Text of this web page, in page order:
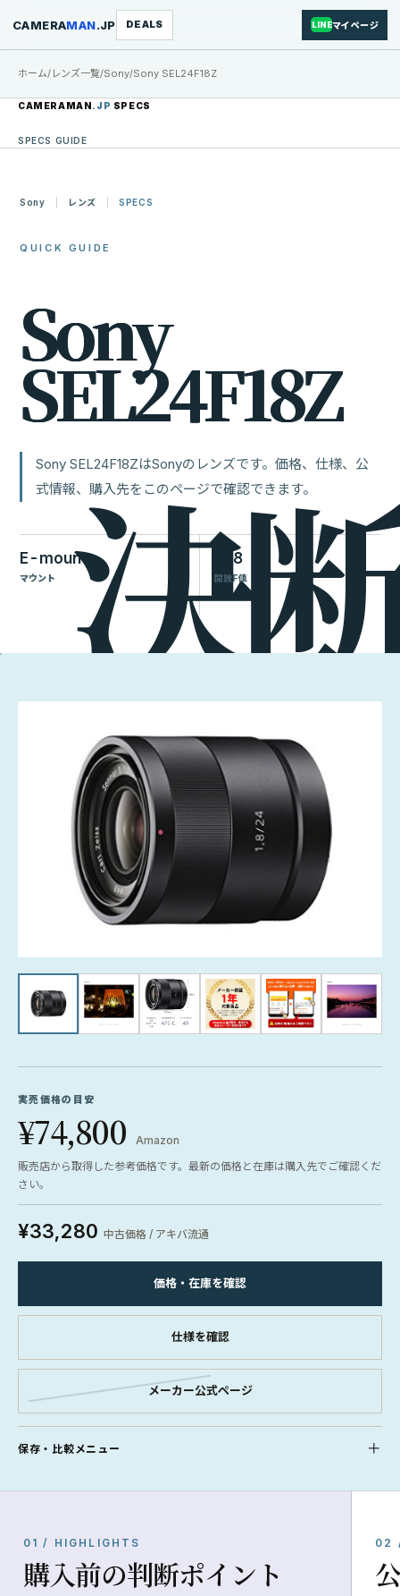
CAMERAMAN.JP DEALS LINEマイページ
ホーム/ レンズ一覧/Sony/Sony SEL24F18Z
CAMERAMAN.JP SPECS
SPECS GUIDE
Sony レンズ SPECS
QUICK GUIDE
Sony
SEL24F18Z
Sony SEL24F18ZはSonyのレンズです。価格、仕様、公
式情報、購入先をこのページで確認できます。
E-mount
マウント
F18
開放F値
実売価格の目安
¥74,800
Amazon
販売店から取得した参考価格です。最新の価格と在庫は購入先でご確認くだ
さい。
¥33,280 中古価格 / アキバ流通
価格・在庫を確認
仕様を確認
メーカー公式ページ
保存・比較メニュー
01 / HIGHLIGHTS
購入前の判断ポイント
02